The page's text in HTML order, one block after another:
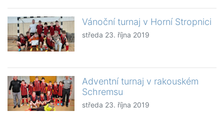
Vánoční turnaj v Horní Stropnici
středa 23. října 2019
Adventní turnaj v rakouském
Schremsu
středa 23. října 2019